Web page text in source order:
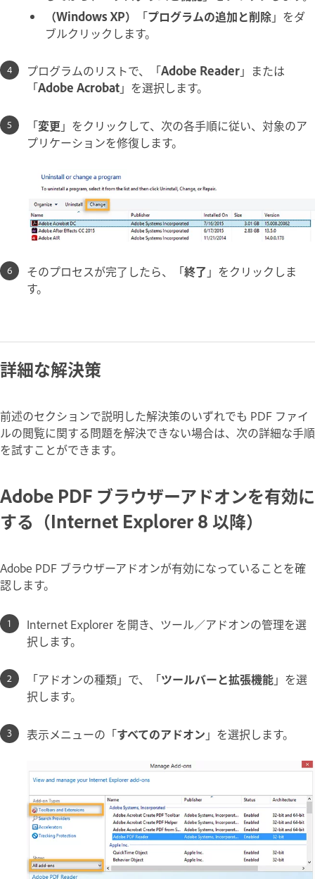
（Windows XP）
「プログラムの追加と削除」をダ
ブルクリックします。
プログラムのリストで、「Adobe Reader」または
「Adobe Acrobat」を選択します。
「変更 」をクリックして、次の各手順に従い、対象のア
プリケーションを修復します。
そのプロセスが完了したら、「終了 」をクリックしま
す。
詳細な解決策
前述のセクションで説明した解決策のいずれでも PDF ファイ
ルの閲覧に関する問題を解決できない場合は、次の詳細な手順
を試すことができます。
Adobe PDF ブラウザーアドオンを有効に
する（Internet Explorer 8 以降）
Adobe PDF ブラウザーアドオンが有効になっていることを確
認します。
Internet Explorer を開き、ツール／アドオンの管理を選
択します。
「アドオンの種類」で、「ツールバーと拡張機能」を選
択します。
表示メニューの「すべてのアドオン 」を選択します。